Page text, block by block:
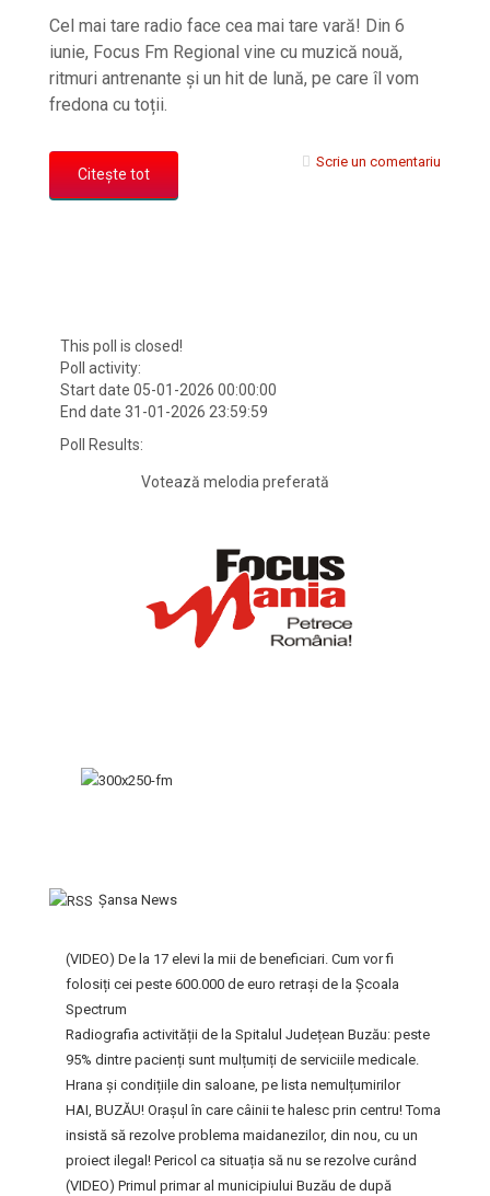
Cel mai tare radio face cea mai tare vară! Din 6
iunie, Focus Fm Regional vine cu muzică nouă,
ritmuri antrenante și un hit de lună, pe care îl vom
fredona cu toții.
Citește tot
Scrie un comentariu
This poll is closed!
Poll activity:
Start date 05-01-2026 00:00:00
End date 31-01-2026 23:59:59
Poll Results:
Votează melodia preferată
Şansa News
(VIDEO) De la 17 elevi la mii de beneficiari. Cum vor fi
folosiți cei peste 600.000 de euro retrași de la Școala
Spectrum
Radiografia activității de la Spitalul Județean Buzău: peste
95% dintre pacienți sunt mulțumiți de serviciile medicale.
Hrana și condițiile din saloane, pe lista nemulțumirilor
HAI, BUZĂU! Orașul în care câinii te halesc prin centru! Toma
insistă să rezolve problema maidanezilor, din nou, cu un
proiect ilegal! Pericol ca situația să nu se rezolve curând
(VIDEO) Primul primar al municipiului Buzău de după